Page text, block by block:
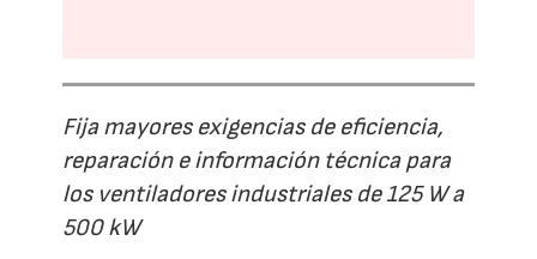
Fija mayores exigencias de eficiencia,
reparación e información técnica para
los ventiladores industriales de 125 W a
500 kW